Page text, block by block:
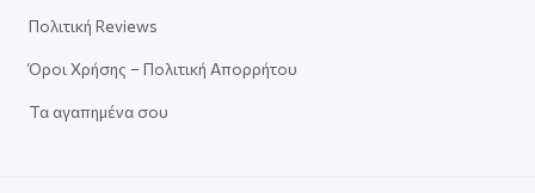
Πολιτική Reviews
Όροι Χρήσης – Πολιτική Απορρήτου
Τα αγαπημένα σου